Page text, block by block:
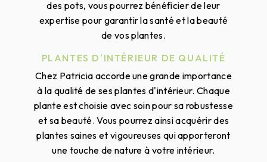
des pots, vous pourrez bénéficier de leur
expertise pour garantir la santé et la beauté
de vos plantes.
PLANTES D'INTÉRIEUR DE QUALITÉ
Chez Patricia accorde une grande importance
à la qualité de ses plantes d'intérieur. Chaque
plante est choisie avec soin pour sa robustesse
et sa beauté. Vous pourrez ainsi acquérir des
plantes saines et vigoureuses qui apporteront
une touche de nature à votre intérieur.